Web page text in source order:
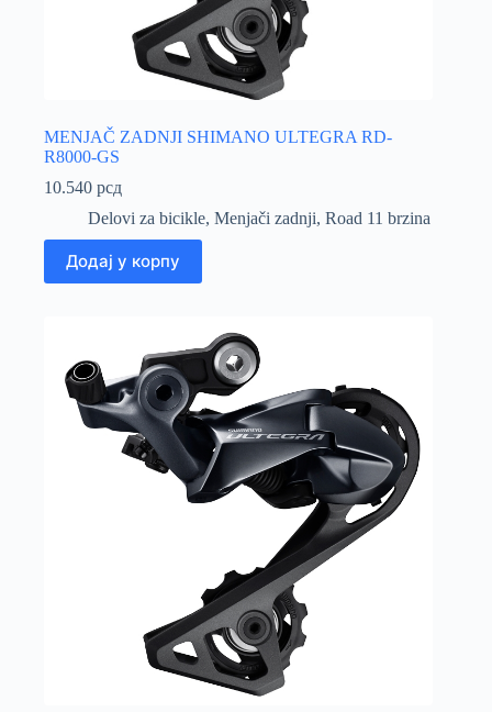
MENJAČ ZADNJI SHIMANO ULTEGRA RD-
R8000-GS
10.540 рсд
Delovi za bicikle, Menjači zadnji, Road 11 brzina
Додај у корпу